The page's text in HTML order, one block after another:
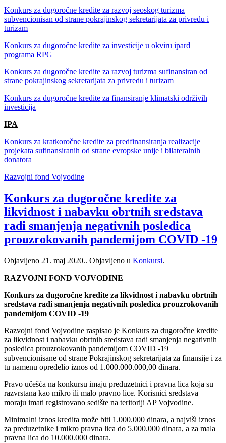
Konkurs za dugoročne kredite za razvoj seoskog turizma
subvencionisan od strane pokrajinskog sekretarijata za privredu i
turizam
Konkurs za dugoročne kredite za investicije u okviru ipard
programa RPG
Konkurs za dugoročne kredite za razvoj turizma sufinansiran od
strane pokrajinskog sekretarijata za privredu i turizam
Konkurs za dugoročne kredite za finansiranje klimatski održivih
investicija
IPA
Konkurs za kratkoročne kredite za predfinansiranja realizacije
projekata sufinansiranih od strane evropske unije i bilateralnih
donatora
Razvojni fond Vojvodine
Konkurs za dugoročne kredite za
likvidnost i nabavku obrtnih sredstava
radi smanjenja negativnih posledica
prouzrokovanih pandemijom COVID -19
Objavljeno 21. maj 2020.. Objavljeno u Konkursi.
RAZVOJNI FOND VOJVODINE
Konkurs za dugoročne kredite za likvidnost i nabavku obrtnih
sredstava radi smanjenja negativnih posledica prouzrokovanih
pandemijom COVID -19
Razvojni fond Vojvodine raspisao je Konkurs za dugoročne kredite
za likvidnost i nabavku obrtnih sredstava radi smanjenja negativnih
posledica prouzrokovanih pandemijom COVID -19
subvencionisane od strane Pokrajinskog sekretarijata za finansije i za
tu namenu opredelio iznos od 1.000.000.000,00 dinara.
Pravo učešća na konkursu imaju preduzetnici i pravna lica koja su
razvrstana kao mikro ili malo pravno lice. Korisnici sredstava
moraju imati registrovano sedište na teritoriji AP Vojvodine.
Minimalni iznos kredita može biti 1.000.000 dinara, a najviši iznos
za preduzetnike i mikro pravna lica do 5.000.000 dinara, a za mala
pravna lica do 10.000.000 dinara.